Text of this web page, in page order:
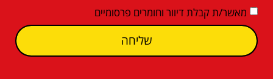
מאשר/ת קבלת דיוור וחומרים פרסומיים
שליחה